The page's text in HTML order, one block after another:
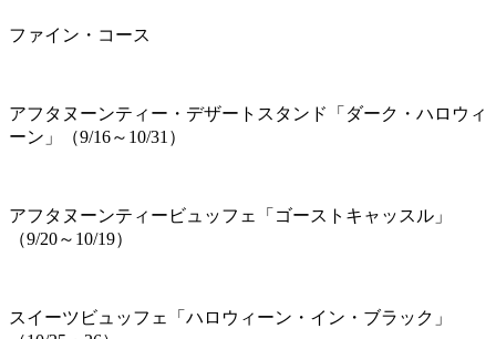
ファイン・コース
アフタヌーンティー・デザートスタンド「ダーク・ハロウィ
ーン」（9/16～10/31）
アフタヌーンティービュッフェ「ゴーストキャッスル」
（9/20～10/19）
スイーツビュッフェ「ハロウィーン・イン・ブラック」